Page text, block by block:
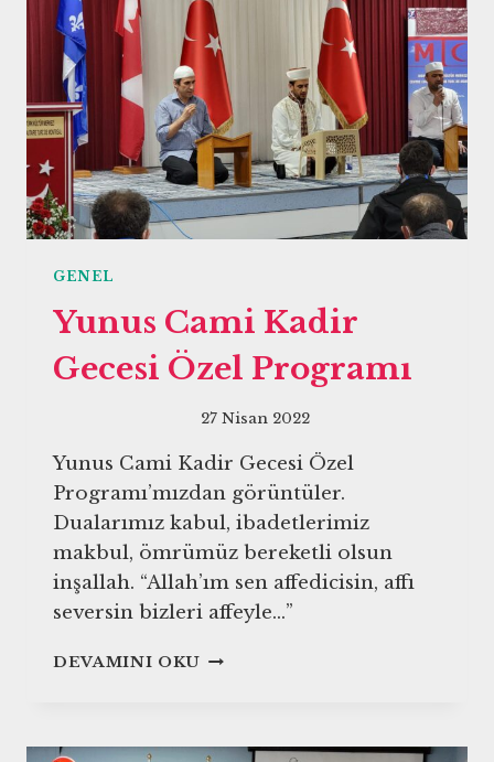
GENEL
Yunus Cami Kadir
Gecesi Özel Programı
27 Nisan 2022
Yunus Cami Kadir Gecesi Özel
Programı’mızdan görüntüler.
Dualarımız kabul, ibadetlerimiz
makbul, ömrümüz bereketli olsun
inşallah. “Allah’ım sen affedicisin, affı
seversin bizleri affeyle…”
DEVAMINI OKU YUNUS
ÖZEL